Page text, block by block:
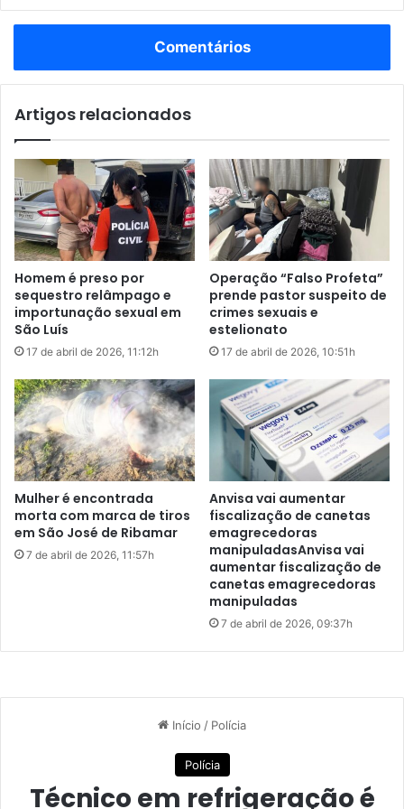
Não foram encontradas irregularidades em Coelho Neto.
No estado, foram coletadas oito amostras de combustíveis
para análise em laboratório.
ANP Maranhão
Posto de combustível
s
s
n
d
a
t
i
r
o
s
e
m
C
a
x
i
a
s
i
i
a
ç
ã
o
p
a
r
a
a
c
i
n
a
r
e
s
t
u
d
s
Comentários
Artigos relacionados
Homem é preso por
sequestro relâmpago e
importunação sexual em
São Luís
17 de abril de 2026, 11:12h
Operação “Falso Profeta”
prende pastor suspeito de
crimes sexuais e
estelionato
17 de abril de 2026, 10:51h
Mulher é encontrada
morta com marca de tiros
em São José de Ribamar
7 de abril de 2026, 11:57h
Anvisa vai aumentar
fiscalização de canetas
emagrecedoras
manipuladasAnvisa vai
aumentar fiscalização de
canetas emagrecedoras
manipuladas
7 de abril de 2026, 09:37h